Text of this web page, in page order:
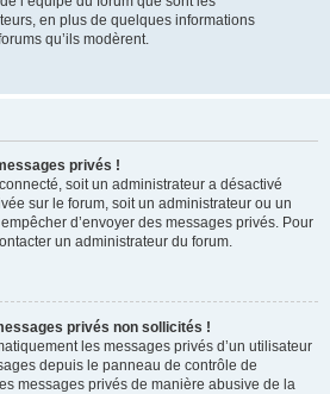
en plus de quelques informations
qu’ils modèrent.
privés !
soit un administrateur a désactivé
sur le forum, soit un administrateur ou un
d’envoyer des messages privés. Pour
un administrateur du forum.
privés non sollicités !
les messages privés d’un utilisateur
depuis le panneau de contrôle de
messages privés de manière abusive de la